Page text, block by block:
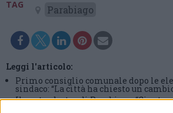
TAG Parabiago
Leggi l'articolo:
Primo consiglio comunale dopo le
sindaco: “La città ha chiesto un
Il centrodestra di Parabiago: “Giunta